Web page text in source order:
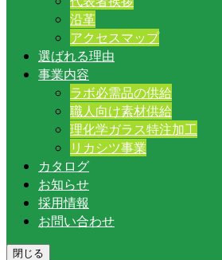
沿革
アクセスマップ
選ばれる理由
事業内容
ラボ必需品の供給
職人向け素材供給
理化学ガラス特注加工
リカシツ事業
カタログ
お知らせ
採用情報
お問い合わせ
閉じる